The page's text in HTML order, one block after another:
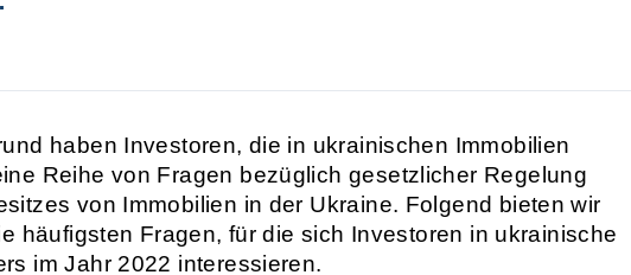
haben Investoren, die in ukrainischen Immobilien
Reihe von Fragen bezüglich gesetzlicher Regelung
von Immobilien in der Ukraine. Folgend bieten wir
häufigsten Fragen, für die sich Investoren in ukrainische
im Jahr 2022 interessieren.